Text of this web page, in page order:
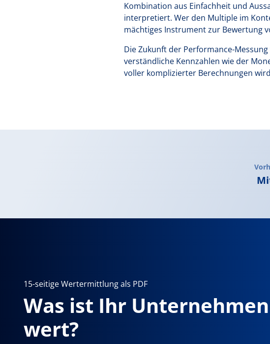
Kombination aus Einfachheit und
interpretiert. Wer den Multiple im
mächtiges Instrument zur Bewertung
Die Zukunft der Performance-
verständliche Kennzahlen wie der
voller komplizierter Berechnungen
15-seitige Wertermittlung als PDF
Was ist Ihr Unternehmen
wert?